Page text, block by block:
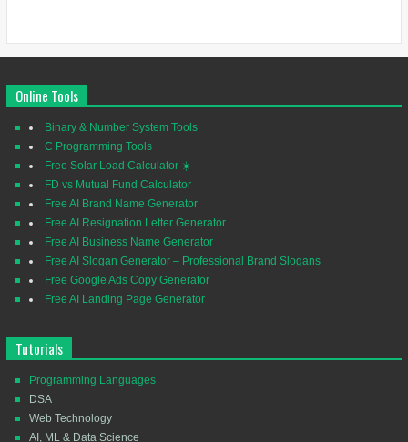
Online Tools
Binary & Number System Tools
C Programming Tools
Free Solar Load Calculator ☀️
FD vs Mutual Fund Calculator
Free AI Brand Name Generator
Free AI Resignation Letter Generator
Free AI Business Name Generator
Free AI Slogan Generator – Professional Brand Slogans
Free Google Ads Copy Generator
Free AI Landing Page Generator
Tutorials
Programming Languages
DSA
Web Technology
AI, ML & Data Science